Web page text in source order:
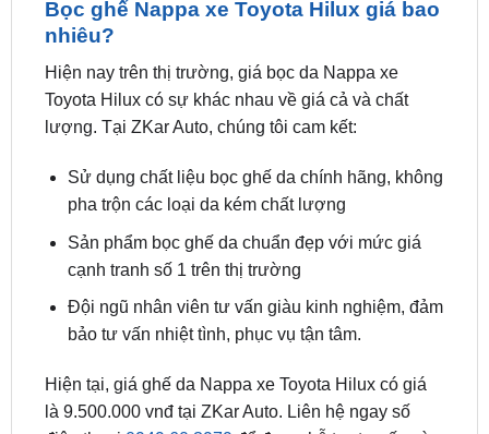
Hiện nay trên thị trường, giá bọc da Nappa xe
Toyota Hilux có sự khác nhau về giá cả và chất
lượng. Tại ZKar Auto, chúng tôi cam kết:
Sử dụng chất liệu bọc ghế da chính hãng, không
Sản phẩm bọc ghế da chuẩn đẹp với mức giá
cạnh tranh số 1 trên thị trường
Đội ngũ nhân viên tư vấn giàu kinh nghiệm, đảm
bảo tư vấn nhiệt tình, phục vụ tận tâm.
Hiện tại, giá ghế da Nappa xe Toyota Hilux có giá
điện thoại0949.60.3979để được hỗ trợ tư vấn và
báo giá nhanh chóng nhất.